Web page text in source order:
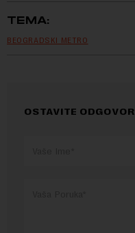
TEMA:
BEOGRADSKI METRO
OSTAVITE ODGOVOR